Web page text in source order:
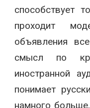
способствует
проходит
объявления
смысл по
иностранной
понимает
намного